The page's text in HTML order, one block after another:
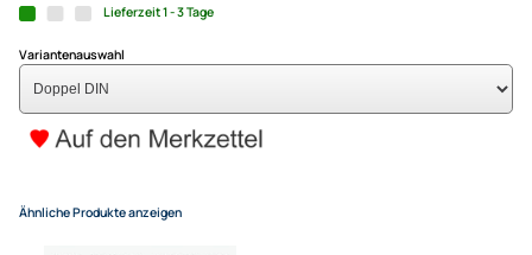
Alle Preise inkl. gesetzlicher MwSt.
für eine normale Postadresse in Deutschland
- +
Bezahlmöglichkeiten